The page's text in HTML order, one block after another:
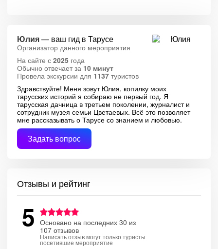
Юлия— ваш гид в Тарусе
Организатор данного мероприятия
На сайте с 2025 года
Обычно отвечает за 10 минут
Провела экскурсии для 1137 туристов
Здравствуйте! Меня зовут Юлия, копилку моих
тарусских историй я собираю не первый год. Я
тарусская дачница в третьем поколении, журналист и
сотрудник музея семьи Цветаевых. Всё это позволяет
мне рассказывать о Тарусе со знанием и любовью.
Задать вопрос
Отзывы и рейтинг
5 Основано на последних 30 из
107 отзывов
Написать отзыв могут только туристы
посетившие мероприятие